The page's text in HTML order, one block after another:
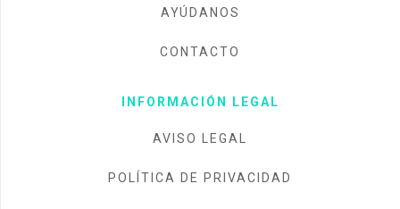
AYÚDANOS
CONTACTO
INFORMACIÓN LEGAL
AVISO LEGAL
POLÍTICA DE PRIVACIDAD